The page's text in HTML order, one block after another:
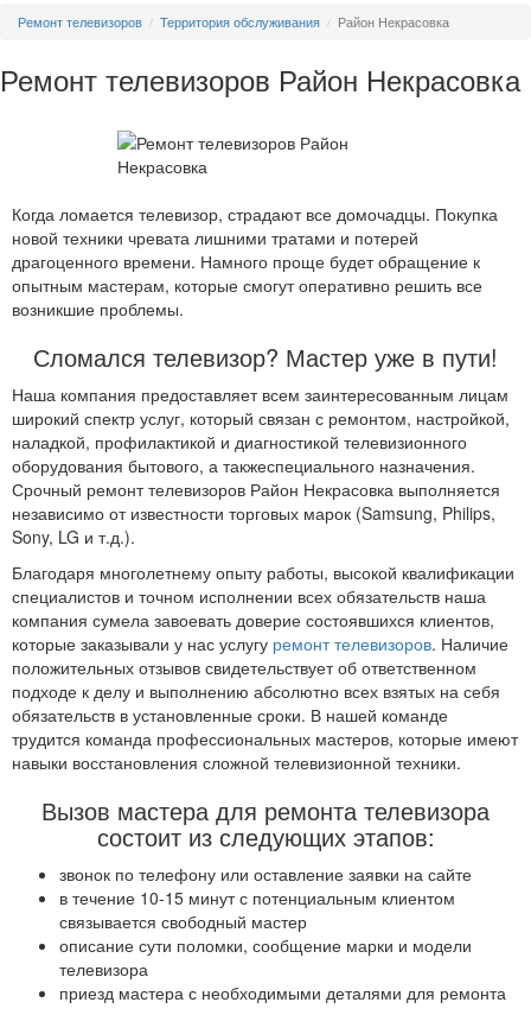
Ремонт телевизоров Территория обслуживания Район Некрасовка
Ремонт телевизоров Район Некрасовка
Когда ломается телевизор, страдают все домочадцы. Покупка
новой техники чревата лишними тратами и потерей
драгоценного времени. Намного проще будет обращение к
опытным мастерам, которые смогут оперативно решить все
возникшие проблемы.
Сломался телевизор? Мастер уже в пути!
Наша компания предоставляет всем заинтересованным лицам
широкий спектр услуг, который связан с ремонтом, настройкой,
наладкой, профилактикой и диагностикой телевизионного
оборудования бытового, а такжеспециального назначения.
Срочный ремонт телевизоров Район Некрасовка выполняется
независимо от известности торговых марок (Samsung, Philips,
Sony, LG и т.д.).
Благодаря многолетнему опыту работы, высокой квалификации
специалистов и точном исполнении всех обязательств наша
компания сумела завоевать доверие состоявшихся клиентов,
которые заказывали у нас услугу ремонт телевизоров. Наличие
положительных отзывов свидетельствует об ответственном
подходе к делу и выполнению абсолютно всех взятых на себя
обязательств в установленные сроки. В нашей команде
трудится команда профессиональных мастеров, которые имеют
навыки восстановления сложной телевизионной техники.
Вызов мастера для ремонта телевизора
состоит из следующих этапов:
звонок по телефону или оставление заявки на сайте
в течение 10-15 минут с потенциальным клиентом
связывается свободный мастер
описание сути поломки, сообщение марки и модели
телевизора
приезд мастера с необходимыми деталями для ремонта